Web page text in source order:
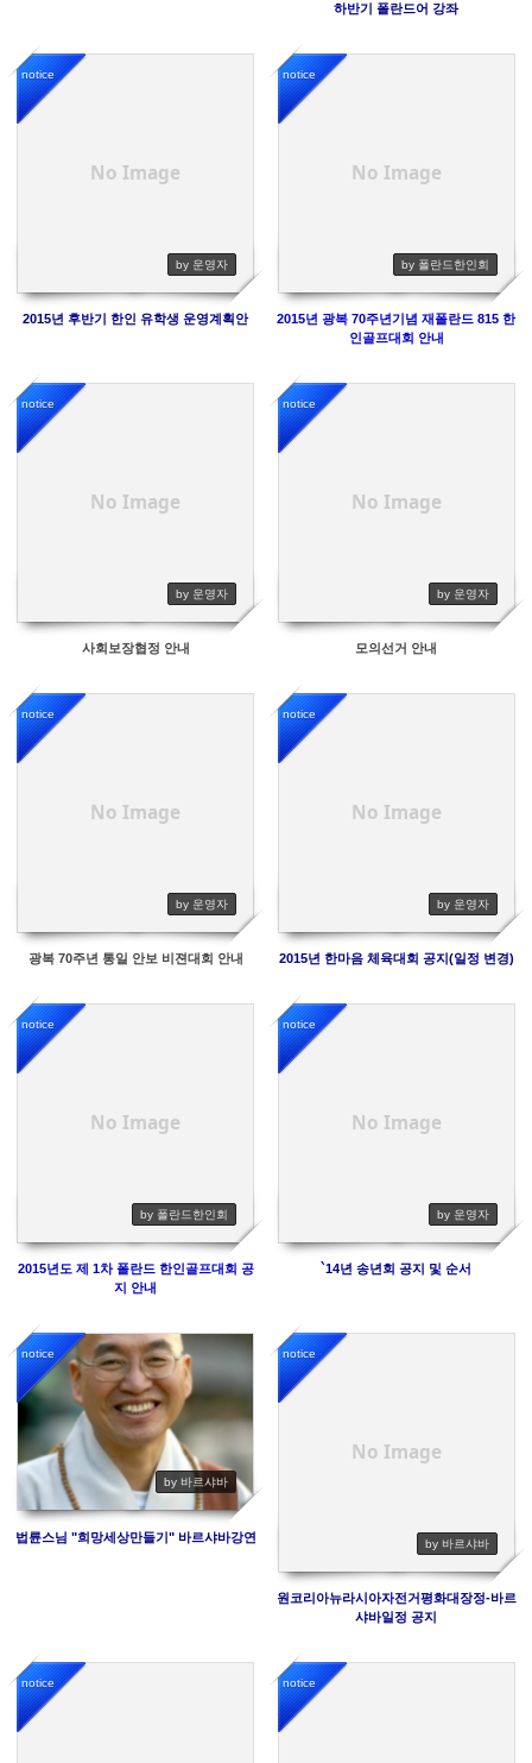
하반기 폴란드어 강좌
No Image
notice
by 운영자
2015년 후반기 한인 유학생 운영계획안
No Image
notice
by 폴란드한인회
2015년 광복 70주년기념 재폴란드 815 한
인골프대회 안내
No Image
notice
by 운영자
사회보장협정 안내
No Image
notice
by 운영자
모의선거 안내
No Image
notice
by 운영자
광복 70주년 통일 안보 비젼대회 안내
No Image
notice
by 운영자
2015년 한마음 체육대회 공지(일정 변경)
No Image
notice
by 폴란드한인회
2015년도 제 1차 폴란드 한인골프대회 공
지 안내
No Image
notice
by 운영자
`14년 송년회 공지 및 순서
notice
by 바르샤바
491790
법륜스님 "희망세상만들기" 바르샤바강연
No Image
notice
by 바르샤바
원코리아뉴라시아자전거평화대장정-바르
샤바일정 공지
notice notice